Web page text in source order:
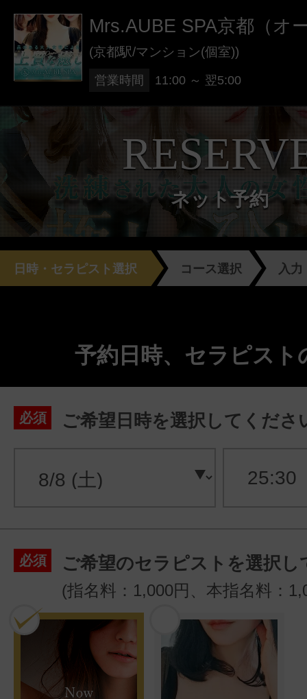
Mrs.AUBE SPA京都（オ
(京都駅/マンション(個室))
営業時間 11:00 ～ 翌5:00
ネット予約
日時・セラピスト選択 コース選択 入力
予約日時、セラピスト
必須 ご希望日時を選択してくださ
必須 ご希望のセラピストを選択し
(指名料：1,000円、本指名料：